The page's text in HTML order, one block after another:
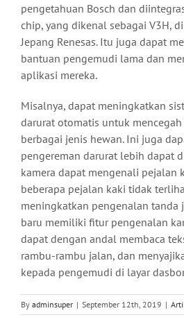
pengetahuan Bosch dan
chip, yang dikenal sebagai V3H,
Jepang Renesas. Itu juga dapat
bantuan pengemudi lama dan
aplikasi mereka.
Misalnya, dapat meningkatkan
darurat otomatis untuk
berbagai jenis hewan. Ini juga
pengereman darurat lebih dapat
kamera dapat mengenali pejalan
beberapa pejalan kaki tidak
meningkatkan pengenalan tanda
baru memiliki fitur pengenalan
dapat dengan andal membaca
rambu-rambu jalan, dan
kepada pengemudi di layar
By adminsuper | September 12th, 2019 |